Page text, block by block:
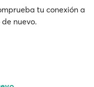
tu conexión a
nuevo.